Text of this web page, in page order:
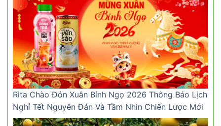
Rita Chào Đón Xuân Bính Ngọ 2026 Thông Báo Lịch
Nghỉ Tết Nguyên Đán Và Tầm Nhìn Chiến Lược Mới